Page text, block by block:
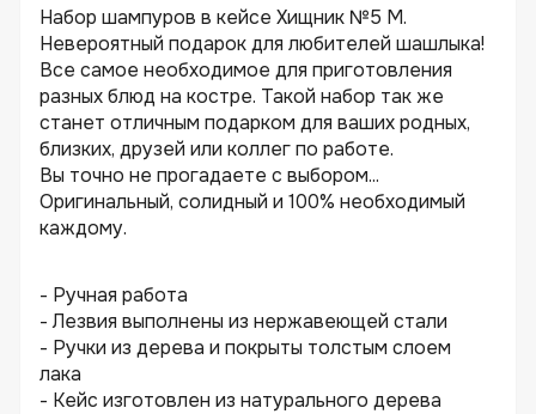
Набор шампуров в кейсе Хищник №5 M.
Невероятный подарок для любителей шашлыка!
Все самое необходимое для приготовления
разных блюд на костре. Такой набор так же
станет отличным подарком для ваших родных,
близких, друзей или коллег по работе.
Вы точно не прогадаете с выбором...
Оригинальный, солидный и 100% необходимый
каждому.
- Ручная работа
- Лезвия выполнены из нержавеющей стали
- Ручки из дерева и покрыты толстым слоем
лака
- Кейс изготовлен из натурального дерева